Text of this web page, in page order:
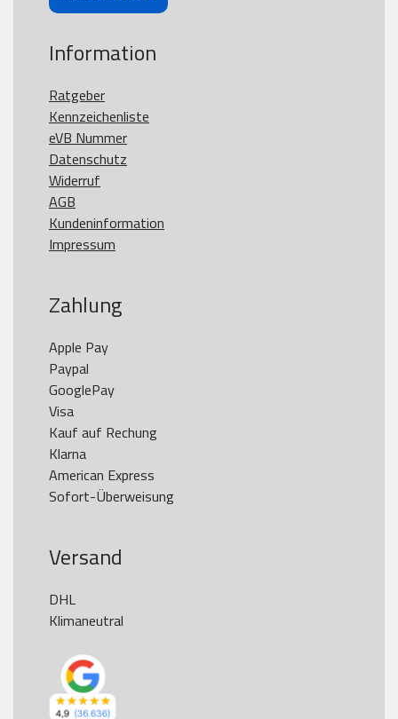
Information
Ratgeber
Kennzeichenliste
eVB Nummer
Datenschutz
Widerruf
AGB
Kundeninformation
Impressum
Zahlung
Apple Pay
Paypal
GooglePay
Visa
Kauf auf Rechung
Klarna
American Express
Versand
DHL
Klimaneutral